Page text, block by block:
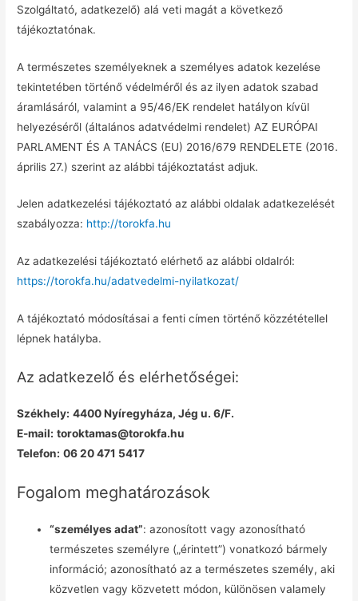
Szolgáltató, adatkezelő) alá veti magát a következő
tájékoztatónak.
A természetes személyeknek a személyes adatok kezelése
tekintetében történő védelméről és az ilyen adatok szabad
áramlásáról, valamint a 95/46/EK rendelet hatályon kívül
helyezéséről (általános adatvédelmi rendelet) AZ EURÓPAI
PARLAMENT ÉS A TANÁCS (EU) 2016/679 RENDELETE (2016.
április 27.) szerint az alábbi tájékoztatást adjuk.
Jelen adatkezelési tájékoztató az alábbi oldalak adatkezelését
szabályozza: http://torokfa.hu
Az adatkezelési tájékoztató elérhető az alábbi oldalról:
https://torokfa.hu/adatvedelmi-nyilatkozat/
A tájékoztató módosításai a fenti címen történő közzététellel
lépnek hatályba.
Az adatkezelő és elérhetőségei:
Székhely: 4400 Nyíregyháza, Jég u. 6/F.
E-mail: toroktamas@torokfa.hu
Telefon: 06 20 471 5417
Fogalom meghatározások
“személyes adat”: azonosított vagy azonosítható
természetes személyre („érintett”) vonatkozó bármely
információ; azonosítható az a természetes személy, aki
közvetlen vagy közvetett módon, különösen valamely